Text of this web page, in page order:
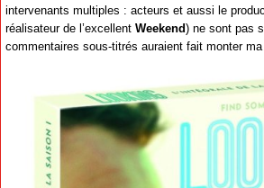
intervenants multiples : acteurs et aussi le
réalisateur de l’excellent Weekend) ne sont pas
commentaires sous-titrés auraient fait monter